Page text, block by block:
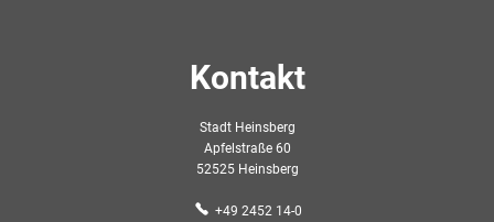
Kontakt
Stadt Heinsberg
Apfelstraße 60
52525 Heinsberg
+49 2452 14-0